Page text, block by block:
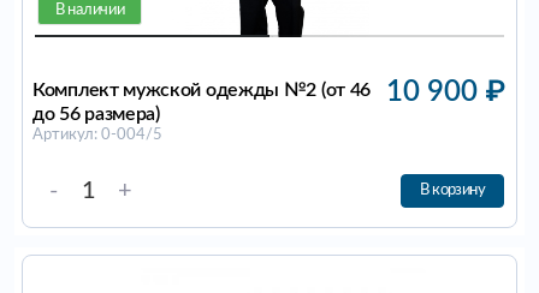
В наличии
Комплект мужской одежды №2 (от 46
до 56 размера)
Артикул: 0-004/5
10 900 ₽
- + В корзину